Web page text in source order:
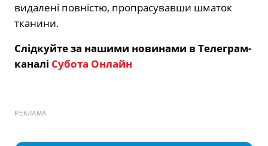
видалені повністю, пропрасувавши шматок
тканини.
Слідкуйте за нашими новинами в Телеграм-
каналі Субота Онлайн
РЕКЛАМА